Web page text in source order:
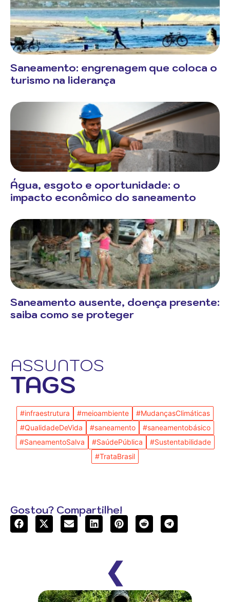
Saneamento: engrenagem que coloca o
turismo na liderança
Água, esgoto e oportunidade: o
impacto econômico do saneamento
Saneamento ausente, doença presente:
saiba como se proteger
ASSUNTOS
TAGS
#infraestrutura #meioambiente
#MudançasClimáticas
#QualidadeDeVida
#saneamento
#saneamentobásico
#SaneamentoSalva
#SaúdePública
#Sustentabilidade
#TrataBrasil
Gostou? Compartilhe!
❮